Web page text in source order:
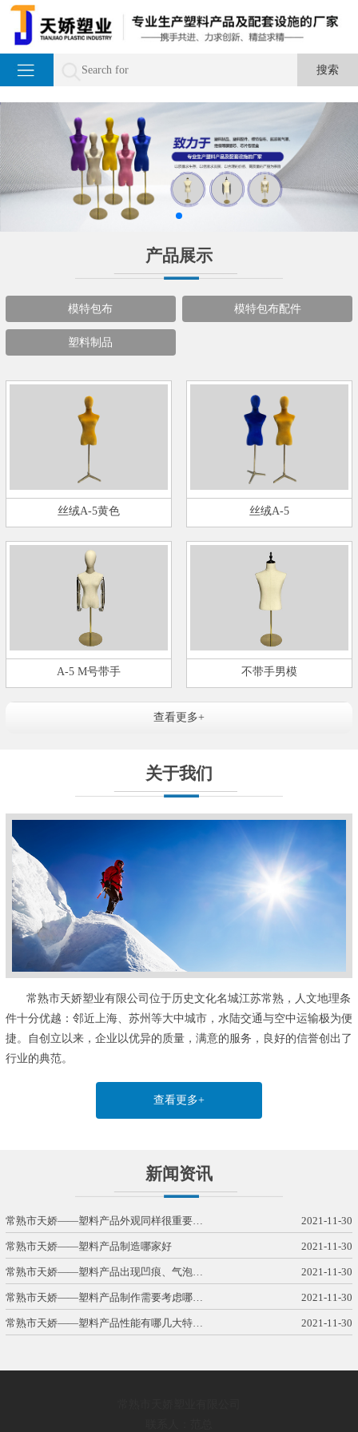
产品展示
模特包布 模特包布配件
塑料制品
丝绒A-5黄色 丝绒A-5
A-5 M号带手 不带手男模
查看更多+
关于我们
常熟市天娇塑业有限公司位于历史文化名城江苏常熟，人文地理条
件十分优越：邻近上海、苏州等大中城市，水陆交通与空中运输极为便
捷。自创立以来，企业以优异的质量，满意的服务，良好的信誉创出了
行业的典范。
查看更多+
新闻资讯
常熟市天娇——塑料产品外观同样很重要… 2021-11-30
常熟市天娇——塑料产品制造哪家好 2021-11-30
常熟市天娇——塑料产品出现凹痕、气泡… 2021-11-30
常熟市天娇——塑料产品制作需要考虑哪… 2021-11-30
常熟市天娇——塑料产品性能有哪几大特… 2021-11-30